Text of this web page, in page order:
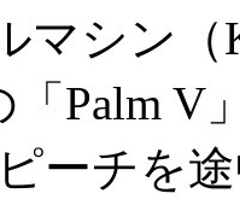
マシン
「Palm
ーチを